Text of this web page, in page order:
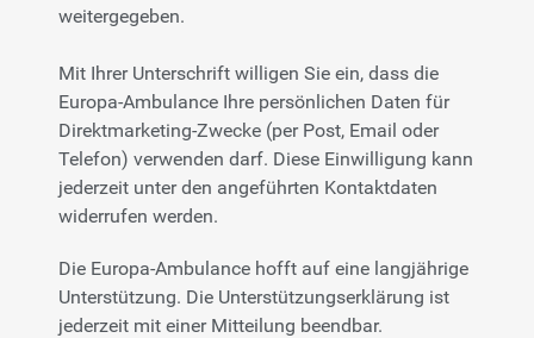
weitergegeben.
Mit Ihrer Unterschrift willigen Sie ein, dass die
Europa-Ambulance Ihre persönlichen Daten für
Direktmarketing-Zwecke (per Post, Email oder
Telefon) verwenden darf. Diese Einwilligung kann
jederzeit unter den angeführten Kontaktdaten
widerrufen werden.
Die Europa-Ambulance hofft auf eine langjährige
Unterstützung. Die Unterstützungserklärung ist
jederzeit mit einer Mitteilung beendbar.